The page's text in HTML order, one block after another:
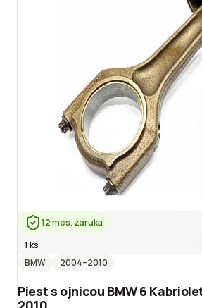
12 mes. záruka
1 ks
BMW
2004–2010
Piest s ojnicou BMW 6